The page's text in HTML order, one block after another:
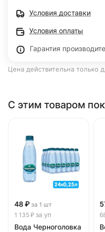
Условия доставки
Условия оплаты
Гарантия
Цена действительна только
С этим товаром
48 ₽ за 1 шт
1 135 ₽ за уп
Вода Черноголовка